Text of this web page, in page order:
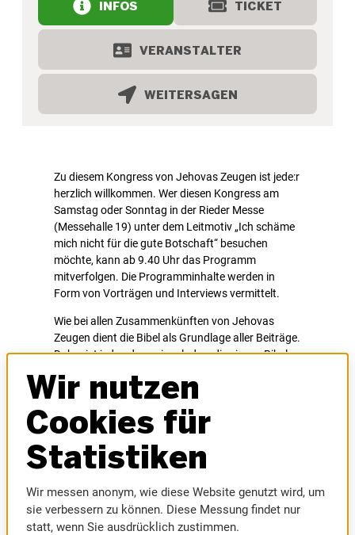
INFOS TICKET
VERANSTALTER
WEITERSAGEN
Zu diesem Kongress von Jehovas Zeugen ist jede:r
herzlich willkommen. Wer diesen Kongress am
Samstag oder Sonntag in der Rieder Messe
(Messehalle 19) unter dem Leitmotiv „Ich schäme
mich nicht für die gute Botschaft“ besuchen
möchte, kann ab 9.40 Uhr das Programm
mitverfolgen. Die Programminhalte werden in
Form von Vorträgen und Interviews vermittelt.
Wie bei allen Zusammenkünften von Jehovas
Zeugen dient die Bibel als Grundlage aller Beiträge.
Daher ist jede:r dazu eingeladen, die eigene Bibel
Der Eintritt ist frei. Es finden keine
das komplette Programmheft
gibt es auf jw.org.
Wir nutzen
Cookies für
Statistiken
Wir messen anonym, wie diese Website genutzt wird, um
sie verbessern zu können. Diese Messung findet nur
statt, wenn Sie ausdrücklich zustimmen.